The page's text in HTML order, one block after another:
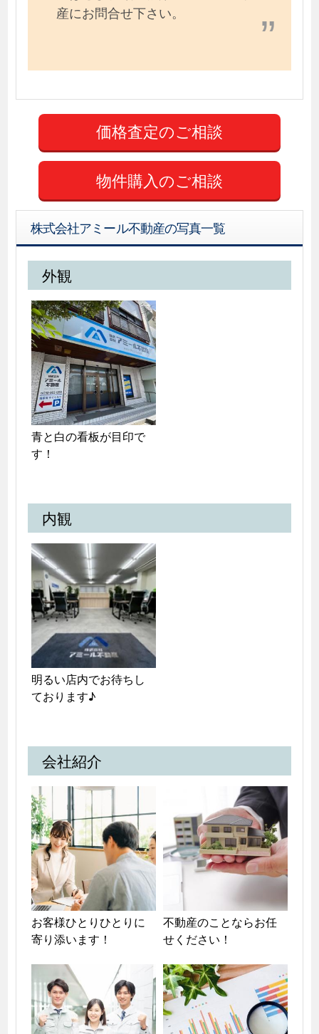
産にお問合せ下さい。
物件購入のご相談
株式会社アミール不動産の写真一覧
外観
青と白の看板が目印で
す！
内観
明るい店内でお待ちし
ております♪
会社紹介
お客様ひとりひとりに
寄り添います！
不動産のことならお任
せください！